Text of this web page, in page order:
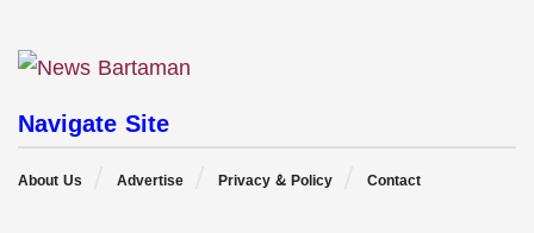
Navigate Site
About Us Advertise Privacy & Policy Contact